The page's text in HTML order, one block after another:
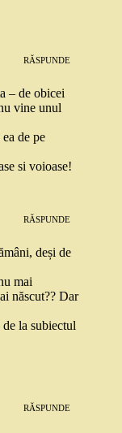
RĂSPUNDE
– de obicei
vine unul
de pe
si voioase!
RĂSPUNDE
deși de
mai
născut?? Dar
la subiectul
RĂSPUNDE